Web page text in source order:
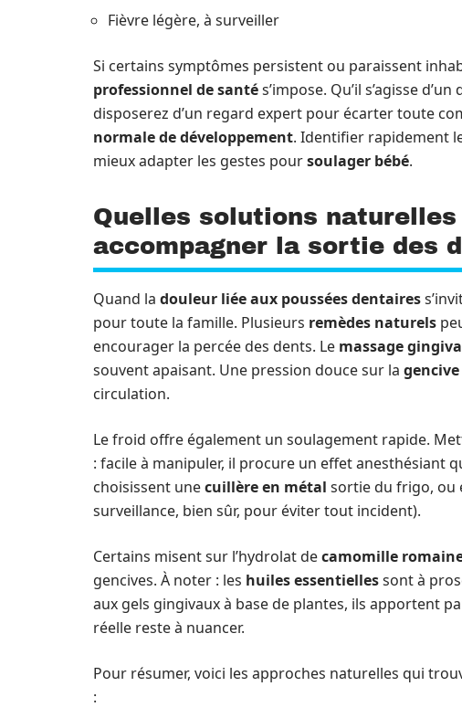
Fièvre légère, à surveiller
Si certains symptômes persistent ou paraissent
professionnel de santés’impose. Qu’il s’agisse
disposerez d’un regard expert pour écarter toute
normale de développement. Identifier rapidement
mieux adapter les gestes poursoulager bébé.
Quelles solutions
accompagner la sortie des
Quand la douleur liée aux poussées dentaires
pour toute la famille. Plusieurs remèdes naturels
encourager la percée des dents. Le massage
souvent apaisant. Une pression douce sur la
circulation.
Le froid offre également un soulagement rapide.
: facile à manipuler, il procure un effet anesthésiant
choisissent unecuillère en métal sortie du frigo, ou
surveillance, bien sûr, pour éviter tout incident).
Certains misent sur l’hydrolat decamomille
gencives. À noter : les huiles essentiellessont à
aux gels gingivaux à base de plantes, ils apportent
réelle reste à nuancer.
Pour résumer, voici les approches naturelles qui
: